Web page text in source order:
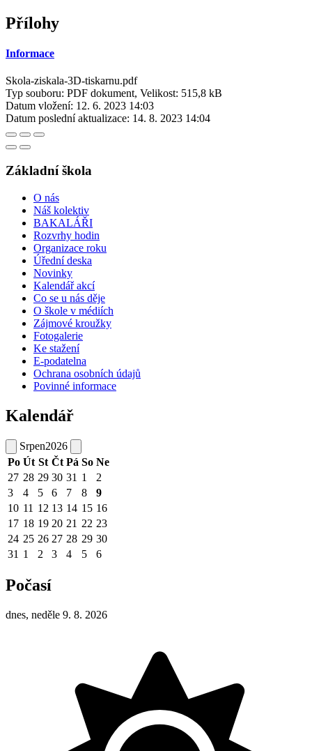
Přílohy
Informace
Skola-ziskala-3D-tiskarnu.pdf
Typ souboru: PDF dokument, Velikost: 515,8 kB
Datum vložení: 12. 6. 2023 14:03
Datum poslední aktualizace: 14. 8. 2023 14:04
Základní škola
O nás
Náš kolektiv
BAKALÁŘI
Rozvrhy hodin
Organizace roku
Úřední deska
Novinky
Kalendář akcí
Co se u nás děje
O škole v médiích
Zájmové kroužky
Fotogalerie
Ke stažení
E-podatelna
Ochrana osobních údajů
Povinné informace
Kalendář
Srpen2026
Po Út St Čt Pá So Ne
27 28 29 30 31 1
2
3
4 5 6 7 8
9
10 11 12 13 14 15 16
17 18 19 20 21 22 23
24 25 26 27 28 29 30
31 1 2 3 4 5 6
Počasí
dnes, neděle 9. 8. 2026